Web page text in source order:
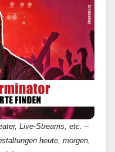
Live-Streams, etc. –
heute, morgen,